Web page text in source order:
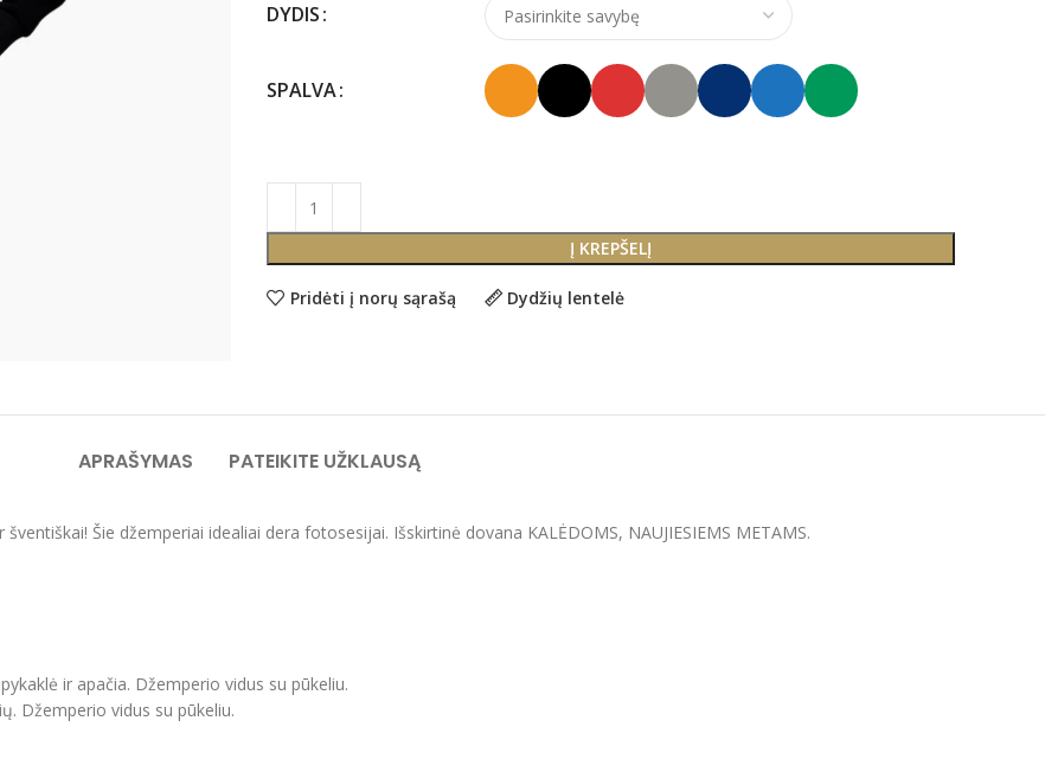
DYDIS
SPALVA
Į KREPŠELĮ
Pridėti į norų sąrašą Dydžių lentelė
APRAŠYMAS PATEIKITE UŽKLAUSĄ
Šie džemperiai idealiai dera fotosesijai. Išskirtinė dovana KALĖDOMS, NAUJIESIEMS METAMS.
ir apačia. Džemperio vidus su pūkeliu.
Džemperio vidus su pūkeliu.